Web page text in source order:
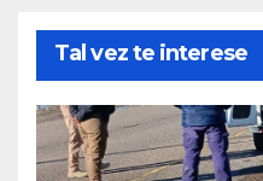
Tal vez te interese